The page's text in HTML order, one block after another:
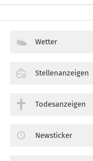
Wetter
Stellenanzeigen
Todesanzeigen
Newsticker